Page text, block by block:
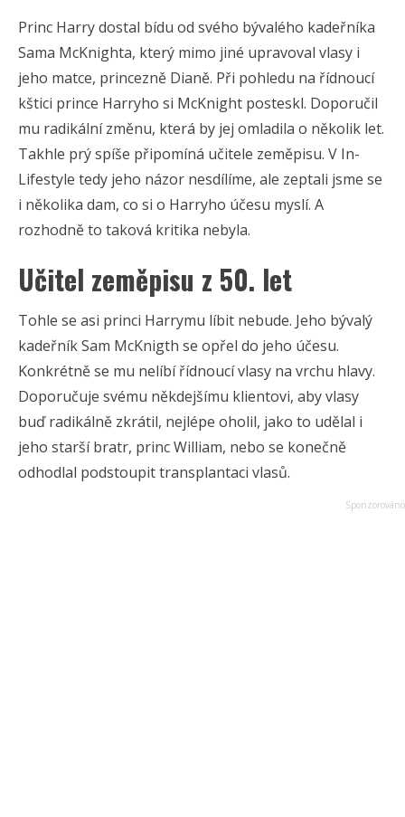
Princ Harry dostal bídu od svého bývalého kadeřníka
Sama McKnighta, který mimo jiné upravoval vlasy i
jeho matce, princezně Dianě. Při pohledu na řídnoucí
kštici prince Harryho si McKnight posteskl. Doporučil
mu radikální změnu, která by jej omladila o několik let.
Takhle prý spíše připomíná učitele zeměpisu. V In-
Lifestyle tedy jeho názor nesdílíme, ale zeptali jsme se
i několika dam, co si o Harryho účesu myslí. A
rozhodně to taková kritika nebyla.
Učitel zeměpisu z 50. let
Tohle se asi princi Harrymu líbit nebude. Jeho bývalý
kadeřník Sam McKnigth se opřel do jeho účesu.
Konkrétně se mu nelíbí řídnoucí vlasy na vrchu hlavy.
Doporučuje svému někdejšímu klientovi, aby vlasy
buď radikálně zkrátil, nejlépe oholil, jako to udělal i
jeho starší bratr, princ William, nebo se konečně
odhodlal podstoupit transplantaci vlasů.